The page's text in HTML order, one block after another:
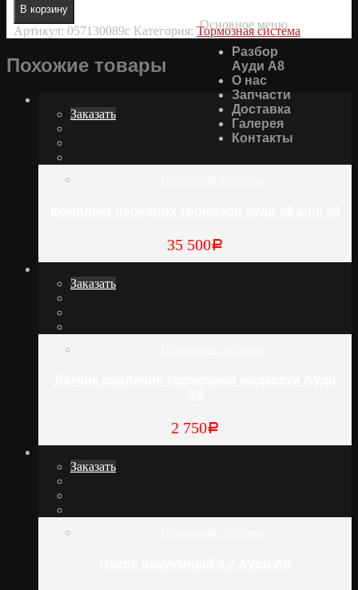
Основное меню
Разбор
Ауди А8
О нас
Запчасти
Доставка
Галерея
Контакты
В корзину
Артикул: 057130089c Категория: Тормозная система
Похожие товары
Заказать
35 500Р
Заказать
2 750Р
Заказать